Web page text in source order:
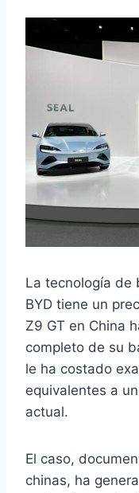
La tecnología de
BYD tiene un
Z9 GT en China
completo de su
le ha costado
equivalentes a
actual.
El caso,
chinas, ha